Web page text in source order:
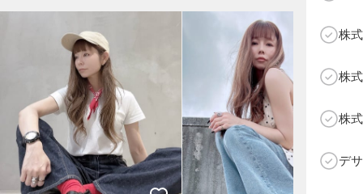
株
株
株
デ